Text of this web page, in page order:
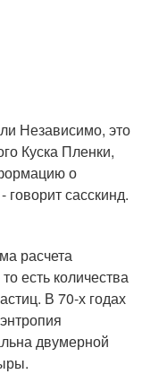
Независимо, это
Куска Пленки,
о
сасскинд.
расчета
есть количества
В 70-х годах
двумерной